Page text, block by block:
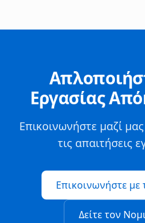
Εργασίας
Επικοινωνήστε μαζί
τις απαιτήσεις
Επικοινωνήστε με
Δείτε τον